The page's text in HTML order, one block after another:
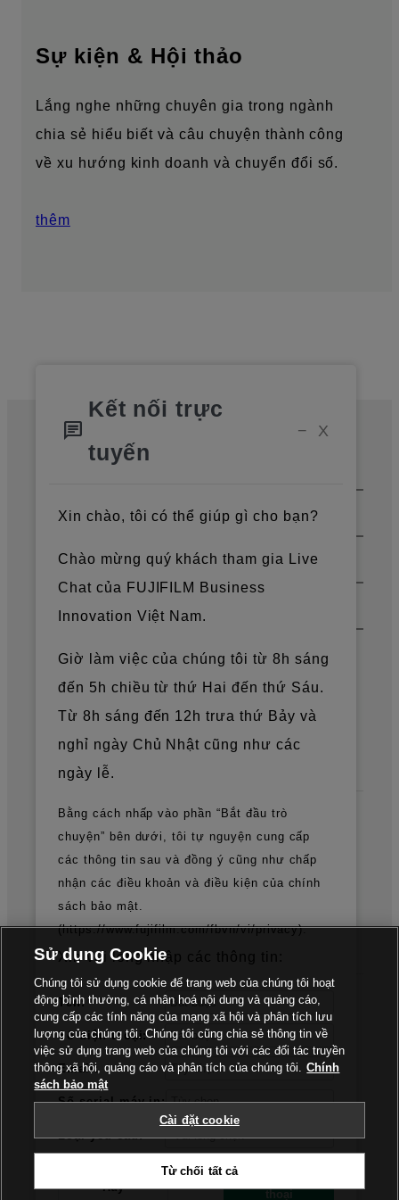
Sự kiện & Hội thảo
Lắng nghe những chuyên gia trong ngành
chia sẻ hiểu biết và câu chuyện thành công
về xu hướng kinh doanh và chuyển đổi số.
thêm
Trang chủ
Hỗ trợ & Tải xuống
Về chúng tôi
Tài khoản mạng xã hội chính thức
Tập đoàn Fujifilm
Công ty FUJIFILM Business
Innovation
Chính sách bảo mật
Truyền thông xã hội
Nhãn hiệu
Cài đặt Cookies
© FUJIFILM Business Innovation Việt Nam
Sử dụng Cookie
Chúng tôi sử dụng cookie để trang web của chúng tôi hoạt
động bình thường, cá nhân hoá nội dung và quảng cáo,
cung cấp các tính năng của mạng xã hội và phân tích lưu
lượng của chúng tôi. Chúng tôi cũng chia sẻ thông tin về
việc sử dụng trang web của chúng tôi với các đối tác truyền
thông xã hội, quảng cáo và phân tích của chúng tôi. Chính
sách bảo mật
Cài đặt cookie
Từ chối tất cả
chat
Kết nối trực
tuyến
− X
Xin chào, tôi có thể giúp gì cho bạn?
Chào mừng quý khách tham gia Live
Chat của FUJIFILM Business
Innovation Việt Nam.
Giờ làm việc của chúng tôi từ 8h sáng
đến 5h chiều từ thứ Hai đến thứ Sáu.
Từ 8h sáng đến 12h trưa thứ Bảy và
nghỉ ngày Chủ Nhật cũng như các
ngày lễ.
Bằng cách nhấp vào phần “Bắt đầu trò
chuyện” bên dưới, tôi tự nguyện cung cấp
các thông tin sau và đồng ý cũng như chấp
nhận các điều khoản và điều kiện của chính
sách bảo mật.
(https://www.fujifilm.com/fbvn/vi/privacy).
Xin vui lòng nhập các thông tin:
Tên:
Số điện thoại:
Email:
Số serial máy in:
Loại yêu cầu:
Hủy
thoại